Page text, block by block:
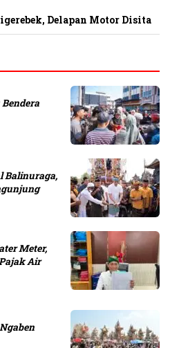
Delapan Motor Disita
Balinuraga,
Meter,
Air